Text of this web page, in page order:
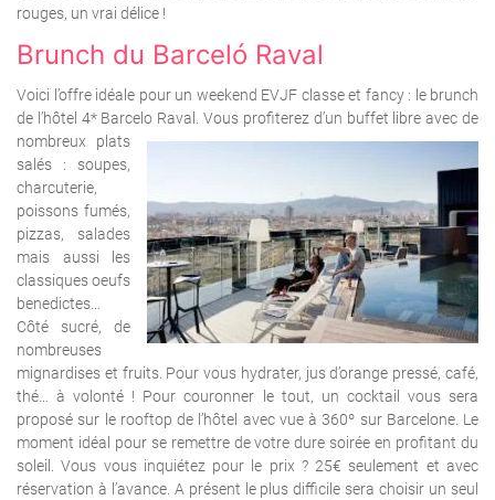
rouges, un vrai délice !
Brunch du Barceló Raval
Voici l’offre idéale pour un weekend EVJF classe et fancy : le brunch
de l’hôtel 4* Barcelo Raval.Vous profiterez d’un buffet libre avec de
nombreux plats
salés : soupes,
charcuterie,
poissons fumés,
pizzas, salades
mais aussi les
classiques oeufs
benedictes…
Côté sucré, de
nombreuses
mignardises et fruits. Pour vous hydrater, jus d’orange pressé, café,
thé… à volonté ! Pour couronner le tout, un cocktail vous sera
proposé sur le rooftop de l’hôtel avec vue à 360º sur Barcelone. Le
moment idéal pour se remettre de votre dure soirée en profitant du
soleil.Vous vous inquiétez pour le prix ? 25€ seulement et avec
réservation à l’avance. A présent le plus difficile sera choisir un seul